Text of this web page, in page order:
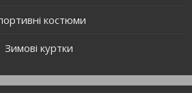
костюми
Зимові куртки